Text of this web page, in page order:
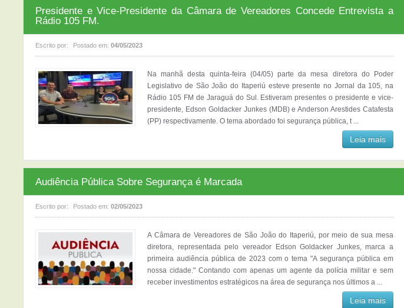
Presidente e Vice-Presidente da Câmara de Vereadores Concede Entrevista a
Rádio 105 FM.
Escrito por: Postado em: 04/05/2023
Na manhã desta quinta-feira (04/05) parte da mesa diretora do Poder
Legislativo de São João do Itaperiú esteve presente no Jornal da 105, na
Rádio 105 FM de Jaraguá do Sul. Estiveram presentes o presidente e vice-
presidente, Edson Goldacker Junkes (MDB) e Anderson Arestides Catafesta
(PP) respectivamente. O tema abordado foi segurança pública, t ...
Leia mais
Audiência Pública Sobre Segurança é Marcada
Escrito por: Postado em: 02/05/2023
A Câmara de Vereadores de São João do Itaperiú, por meio de sua mesa
diretora, representada pelo vereador Edson Goldacker Junkes, marca a
primeira audiência pública de 2023 com o tema "A segurança pública em
nossa cidade." Contando com apenas um agente da polícia militar e sem
receber investimentos estratégicos na área de segurança nos últimos a ...
Leia mais